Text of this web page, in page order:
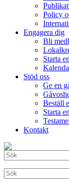
Policy
Engagera dig
Bli
Starta
Stöd oss
Ge en
Beställ
Starta
Kontakt